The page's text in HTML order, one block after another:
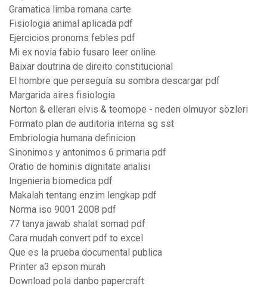
Gramatica limba romana carte
Fisiologia animal aplicada pdf
Ejercicios pronoms febles pdf
Mi ex novia fabio fusaro leer online
Baixar doutrina de direito constitucional
El hombre que perseguía su sombra descargar pdf
Margarida aires fisiologia
Norton & elleran elvis & teomope - neden olmuyor sözleri
Formato plan de auditoria interna sg sst
Embriologia humana definicion
Sinonimos y antonimos 6 primaria pdf
Oratio de hominis dignitate analisi
Ingenieria biomedica pdf
Makalah tentang enzim lengkap pdf
Norma iso 9001 2008 pdf
77 tanya jawab shalat somad pdf
Cara mudah convert pdf to excel
Que es la prueba documental publica
Printer a3 epson murah
Download pola danbo papercraft